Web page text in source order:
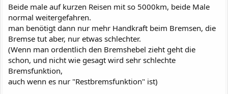
Beide male auf kurzen Reisen mit so 5000km, beide Male
normal weitergefahren.
man benötigt dann nur mehr Handkraft beim Bremsen, die
Bremse tut aber, nur etwas schlechter.
(Wenn man ordentlich den Bremshebel zieht geht die
schon, und nicht wie gesagt wird sehr schlechte
Bremsfunktion,
auch wenn es nur "Restbremsfunktion" ist)